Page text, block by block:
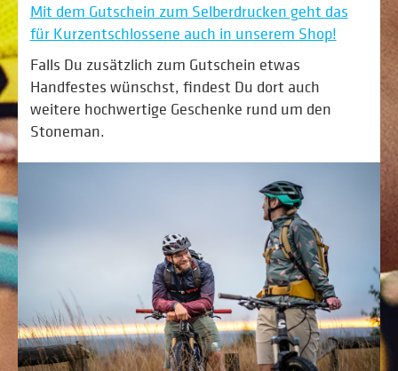
Mit dem Gutschein zum Selberdrucken geht das
für Kurzentschlossene auch in unserem Shop!
Falls Du zusätzlich zum Gutschein etwas
Handfestes wünschst, findest Du dort auch
weitere hochwertige Geschenke rund um den
Stoneman.